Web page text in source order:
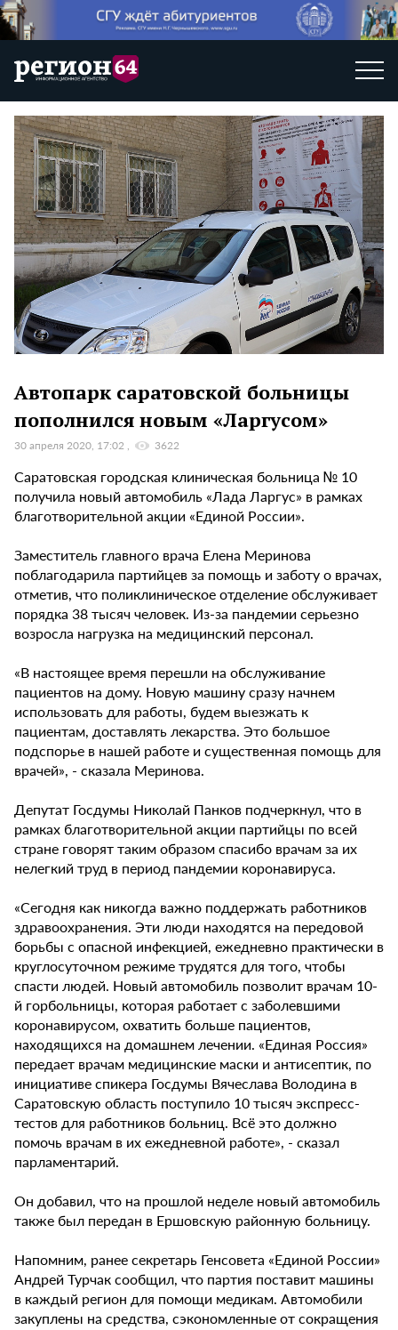
Автопарк саратовской больницы
пополнился новым «Ларгусом»
30 апреля 2020, 17:02 3622
Саратовская городская клиническая больница № 10
получила новый автомобиль «Лада Ларгус» в рамках
благотворительной акции «Единой России».
Заместитель главного врача Елена Меринова
поблагодарила партийцев за помощь и заботу о врачах,
отметив, что поликлиническое отделение обслуживает
порядка 38 тысяч человек. Из-за пандемии серьезно
возросла нагрузка на медицинский персонал.
«В настоящее время перешли на обслуживание
пациентов на дому. Новую машину сразу начнем
использовать для работы, будем выезжать к
пациентам, доставлять лекарства. Это большое
подспорье в нашей работе и существенная помощь для
врачей», - сказала Меринова.
Депутат Госдумы Николай Панков подчеркнул, что в
рамках благотворительной акции партийцы по всей
стране говорят таким образом спасибо врачам за их
нелегкий труд в период пандемии коронавируса.
«Сегодня как никогда важно поддержать работников
здравоохранения. Эти люди находятся на передовой
борьбы с опасной инфекцией, ежедневно практически в
круглосуточном режиме трудятся для того, чтобы
спасти людей. Новый автомобиль позволит врачам 10-
й горбольницы, которая работает с заболевшими
коронавирусом, охватить больше пациентов,
находящихся на домашнем лечении. «Единая Россия»
передает врачам медицинские маски и антисептик, по
инициативе спикера Госдумы Вячеслава Володина в
Саратовскую область поступило 10 тысяч экспресс-
тестов для работников больниц. Всё это должно
помочь врачам в их ежедневной работе», - сказал
парламентарий.
Он добавил, что на прошлой неделе новый автомобиль
также был передан в Ершовскую районную больницу.
Напомним, ранее секретарь Генсовета «Единой России»
Андрей Турчак сообщил, что партия поставит машины
в каждый регион для помощи медикам. Автомобили
закуплены на средства, сэкономленные от сокращения